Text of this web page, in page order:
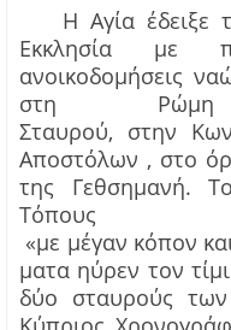
Η Αγία έδειξε
Εκκλησία με
ανοικοδομήσεις
στη Ρώμη
Σταυρού, στην
Αποστόλων , στο
της Γεθσημανή.
«με μέγαν κόπον κα
ματα ηύρεν τον
δύο σταυρούς τω